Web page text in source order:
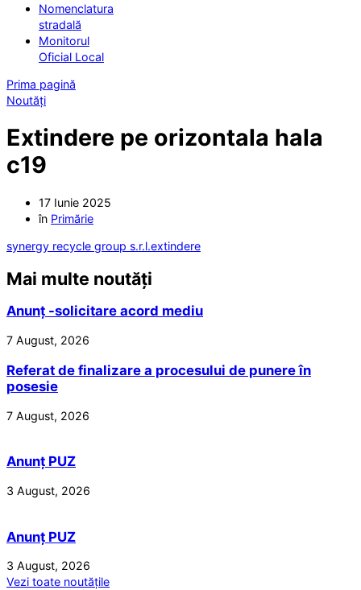
Nomenclatura
stradală
Monitorul
Oficial Local
Prima pagină
Noutăți
Extindere pe orizontala hala
c19
17 Iunie 2025
în Primărie
synergy recycle group s.r.l.extindere
Mai multe noutăți
Anunț -solicitare acord mediu
7 August, 2026
Referat de finalizare a procesului de punere în
posesie
7 August, 2026
Anunț PUZ
3 August, 2026
Anunț PUZ
3 August, 2026
Vezi toate noutățile